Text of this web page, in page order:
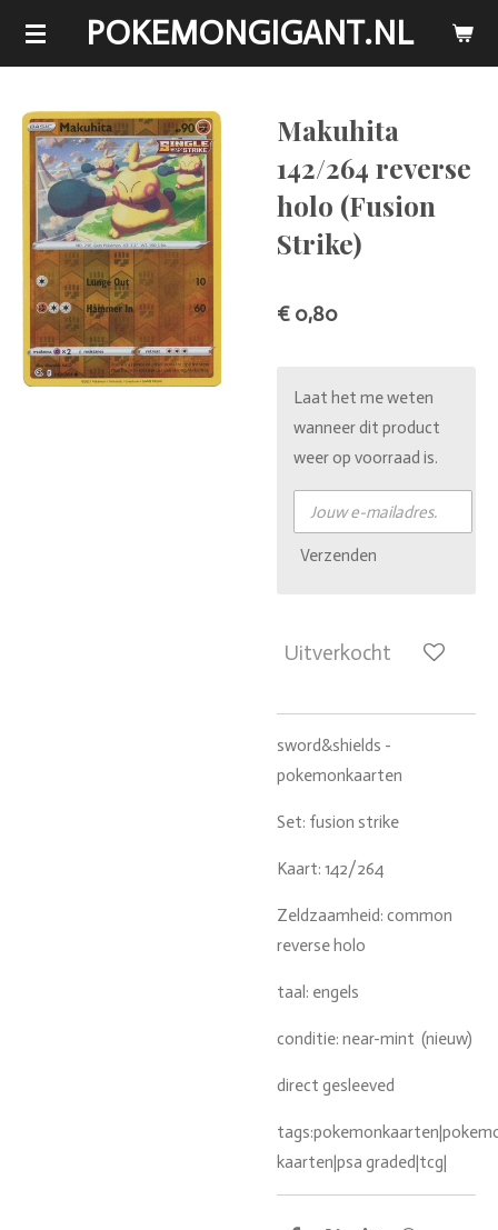
Ga
de
hoofdinhoud
POKEMONGIGANT.NL
Makuhita
142/264 reverse
holo (Fusion
Strike)
€ 0,80
Laat het me weten
wanneer dit product
weer op voorraad is.
Verzenden
Uitverkocht
sword&shields -
pokemonkaarten
Set: fusion strike
Kaart: 142/264
Zeldzaamheid: common
reverse holo
taal: engels
conditie: near-mint (nieuw)
direct gesleeved
kaarten|psa graded|tcg|